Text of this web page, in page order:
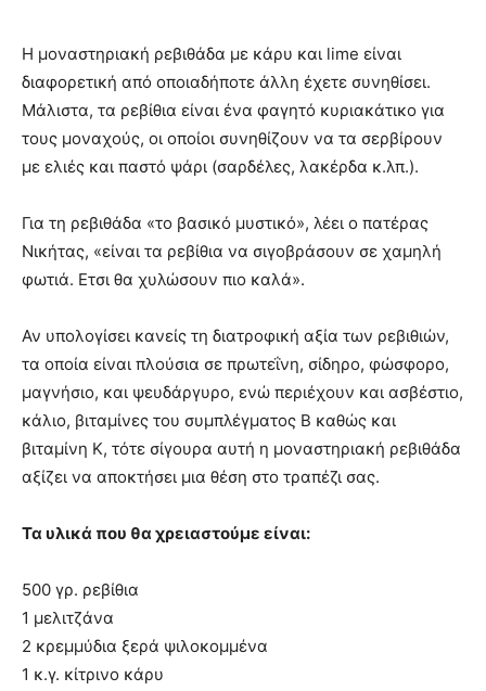
Η μοναστηριακή ρεβιθάδα με κάρυ και lime είναι
διαφορετική από οποιαδήποτε άλλη έχετε συνηθίσει.
Μάλιστα, τα ρεβίθια είναι ένα φαγητό κυριακάτικο για
τους μοναχούς, οι οποίοι συνηθίζουν να τα σερβίρουν
µε ελιές και παστό ψάρι (σαρδέλες, λακέρδα κ.λπ.).
Για τη ρεβιθάδα «το βασικό µυστικό», λέει ο πατέρας
Νικήτας, «είναι τα ρεβίθια να σιγοβράσουν σε χαµηλή
φωτιά. Ετσι θα χυλώσουν πιο καλά».
Αν υπολογίσει κανείς τη διατροφική αξία των ρεβιθιών,
τα οποία είναι πλούσια σε πρωτεΐνη, σίδηρο, φώσφορο,
μαγνήσιο, και ψευδάργυρο, ενώ περιέχουν και ασβέστιο,
κάλιο, βιταμίνες του συμπλέγματος Β καθώς και
βιταμίνη Κ, τότε σίγουρα αυτή η μοναστηριακή ρεβιθάδα
αξίζει να αποκτήσει μια θέση στο τραπέζι σας.
Τα υλικά που θα χρειαστούμε είναι:
500 γρ. ρεβίθια
1 μελιτζάνα
2 κρεμμύδια ξερά ψιλοκομμένα
1 κ.γ. κίτρινο κάρυ